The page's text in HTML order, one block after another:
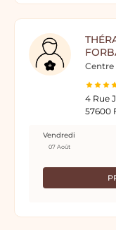
Centre
4 Rue
57600
Vendredi
07 Août